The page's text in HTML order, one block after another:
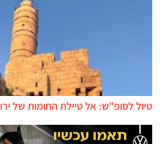
טיול לסופ"ש: אל טיילת החומות של